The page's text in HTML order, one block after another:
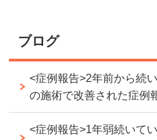
ブログ
<症例報告>2年前から続
の施術で改善された症例
<症例報告>1年弱続いて